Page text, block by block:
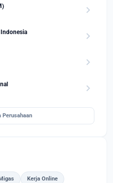
chevron_right
Indonesia chevron_right
chevron_right
chevron_right
Perusahaan
Kerja Online